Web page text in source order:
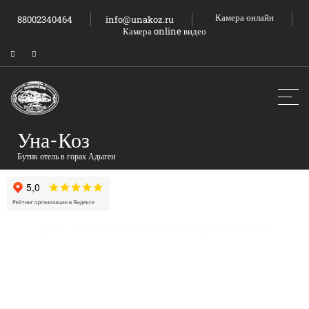
88002340464 info@unakoz.ru
Камера онлайн
Камера online видео
Уна-Коз
Бутик отель в горах Адыгеи